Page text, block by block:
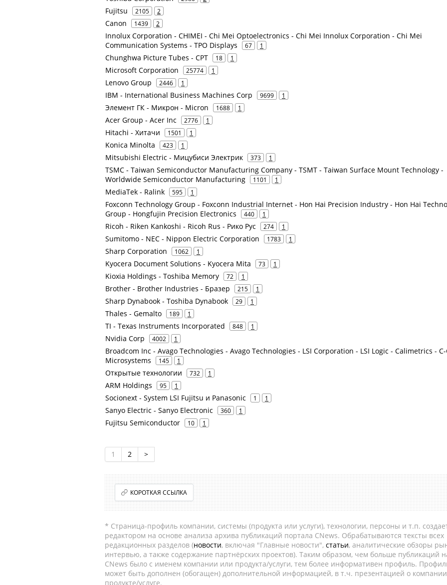
Fujitsu 2105 2
Canon 1439 2
Innolux Corporation - CHIMEI - Chi Mei Optoelectronics - Chi Mei Innolux Corporation - Chi Mei
Communication Systems - TPO Displays
67 1
Chunghwa Picture Tubes - CPT 18 1
Microsoft Corporation 25774 1
Lenovo Group 2446 1
IBM - International Business Machines Corp 9699 1
Элемент ГК - Микрон - Micron 1688 1
Acer Group - Acer Inc 2776 1
Hitachi - Хитачи 1501 1
Konica Minolta 423 1
Mitsubishi Electric - Мицубиси Электрик 373 1
TSMC - Taiwan Semiconductor Manufacturing Company - TSMT - Taiwan Surface Mount Technology -
Worldwide Semiconductor Manufacturing
1101 1
MediaTek - Ralink 595 1
Foxconn Technology Group - Foxconn Industrial Internet - Hon Hai Precision Industry - Hon Hai
Group - Hongfujin Precision Electronics
440 1
Ricoh - Riken Kankoshi - Ricoh Rus - Рико Рус 274 1
Sumitomo - NEC - Nippon Electric Corporation 1783 1
Sharp Corporation 1062 1
Kyocera Document Solutions - Kyocera Mita 73 1
Kioxia Holdings - Toshiba Memory 72 1
Brother - Brother Industries - Бразер 215 1
Sharp Dynabook - Toshiba Dynabook 29 1
Thales - Gemalto 189 1
TI - Texas Instruments Incorporated 848 1
Nvidia Corp 4002 1
Broadcom Inc - Avago Technologies - Avago Technologies - LSI Corporation - LSI Logic - Calimetrics -
Microsystems
145 1
Открытые технологии 732 1
ARM Holdings 95 1
Socionext - System LSI Fujitsu и Panasonic 1 1
Sanyo Electric - Sanyo Electronic 360 1
Fujitsu Semiconductor 10 1
1 2 >
КОРОТКАЯ ССЫЛКА
* Страница-профиль компании, системы (продукта или услуги), технологии, персоны и т.п.
редактором на основе анализа архива публикаций портала CNews. Обрабатываются тексты всех
редакционных разделов (новости, включая "Главные новости", статьи, аналитические обзоры
интервью, а также содержание партнёрских проектов). Таким образом, чем больше публикаций
CNews было с именем компании или продукта/услуги, тем более информативен профиль.
может быть дополнен (обогащен) дополнительной информацией, в т.ч. презентацией о
продукте/услуге.